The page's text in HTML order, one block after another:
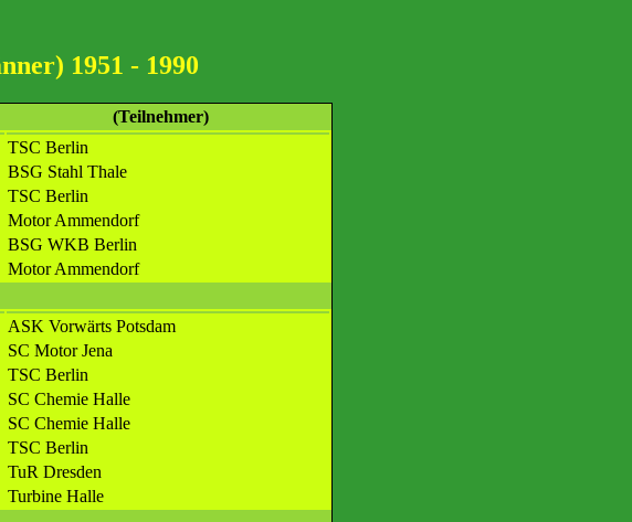
1951 - 1990
(Teilnehmer)
TSC Berlin
BSG Stahl Thale
TSC Berlin
Motor Ammendorf
BSG WKB Berlin
Motor Ammendorf
ASK Vorwärts Potsdam
SC Motor Jena
TSC Berlin
SC Chemie Halle
SC Chemie Halle
TSC Berlin
TuR Dresden
Turbine Halle